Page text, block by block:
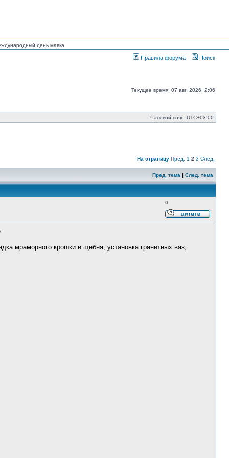
день маяка
Правила форума Поиск
Текущее время: 07 авг, 2026, 2:06
Часовой пояс: UTC+03:00
На страницу Пред. 1 2 3 След.
Пред. тема | След. тема
0
мраморного крошки и щебня, установка гранитных ваз,